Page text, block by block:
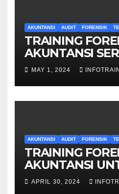
AKUNTANSI AUDIT FORENSIK
TRAINING
AKUNTANSI
PENYELIDIKAN
MAY 1, 2024
AKUNTANSI AUDIT FORENSIK
TRAINING
AKUNTANSI
INVESTIGATIF
APRIL 30, 2024